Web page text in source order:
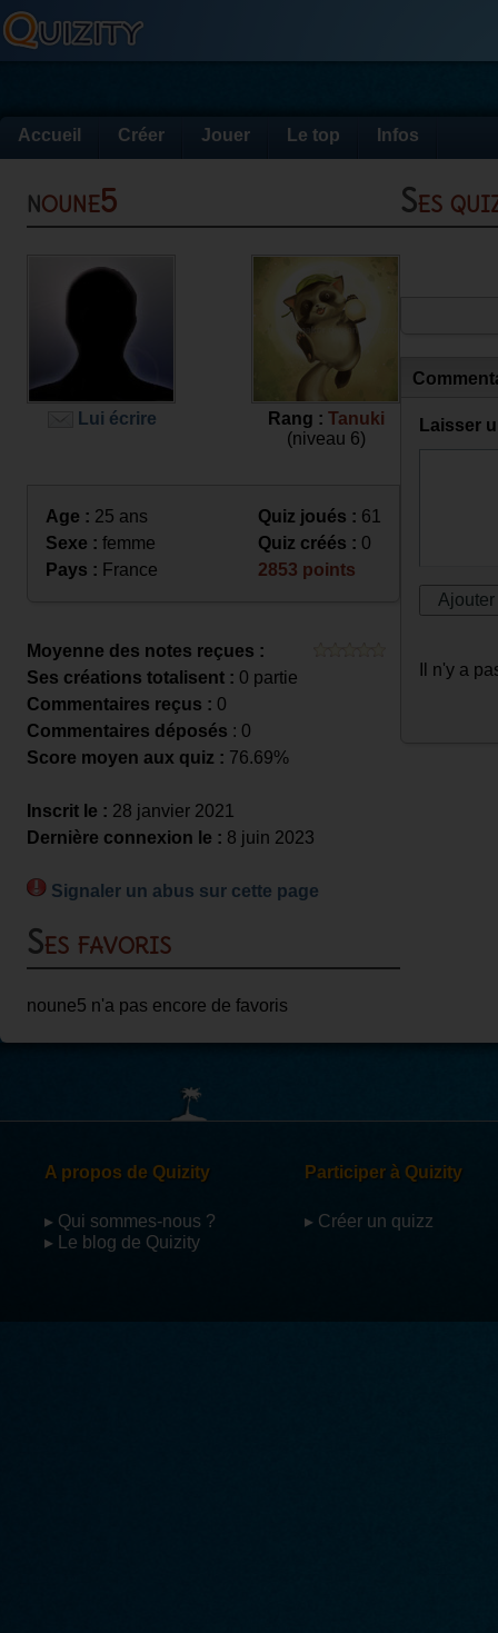
Accueil Créer Jouer Le top Infos
noune5
Lui écrire Rang : Tanuki
(niveau 6)
Age : 25 ans
Sexe : femme
Pays : France
Quiz joués : 61
Quiz créés : 0
2853 points
Moyenne des notes reçues :
Ses créations totalisent : 0 partie
Commentaires reçus : 0
Commentaires déposés : 0
Score moyen aux quiz : 76.69%
Inscrit le : 28 janvier 2021
Dernière connexion le : 8 juin 2023
Signaler un abus sur cette page
Ses favoris
noune5 n'a pas encore de favoris
Ses
Laisser
Il n'y a
A propos de Quizity
▸ Qui sommes-nous ?
▸ Le blog de Quizity
Participer à Quizity
▸ Créer un quizz